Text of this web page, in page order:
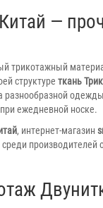
—
трикотажный
структуре ткань
разнообразной
ежедневной носке.
, интернет-магазин